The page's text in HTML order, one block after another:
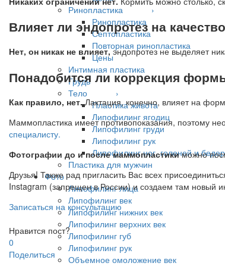
Ринопластика ›
Ринопластика
Септопластика
Повторная ринопластика
Цены
Интимная пластика
Грудь
Тело ›
Пластика живота
Липофилинг ягодиц
Липофилинг груди
Липофилинг рук
Липофилинг ног, голеней и бедер
Пластика для мужчин
Фото
Липофилинг лица
Липофилинг век
Липофилинг нижних век
Липофилинг верхних век
Липофилинг губ
Липофилинг рук
Объемное омоложение век
Влияет ли эндопротез на
Нет, он никак не влияет,эндопротез не выделяет
Понадобится ли коррекция
Как правило, нет.Лактация, конечно, влияет на
Маммопластика имеет противопоказания, поэтому
специалисту.
Фотографии до и после маммопластикиможно
Друзья! Также рад пригласить Вас всех
Instagram (запрещен в России) и создаем там новый
Записаться на консультацию
Нравится пост?
0
Поделиться